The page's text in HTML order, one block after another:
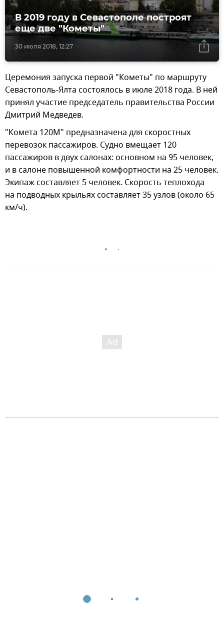
30 июля 2018, 12:27
В 2019 году в Севастополе построят
еще две "Кометы"
Церемония запуска первой "Кометы" по маршруту
Севастополь-Ялта состоялось в июле 2018 года. В ней
принял участие председатель правительства России
Дмитрий Медведев.
"Комета 120М" предназначена для скоростных
перевозок пассажиров. Судно вмещает 120
пассажиров в двух салонах: основном на 95 человек,
и в салоне повышенной комфортности на 25 человек.
Экипаж составляет 5 человек. Скорость теплохода
на подводных крыльях составляет 35 узлов (около 65
км/ч).